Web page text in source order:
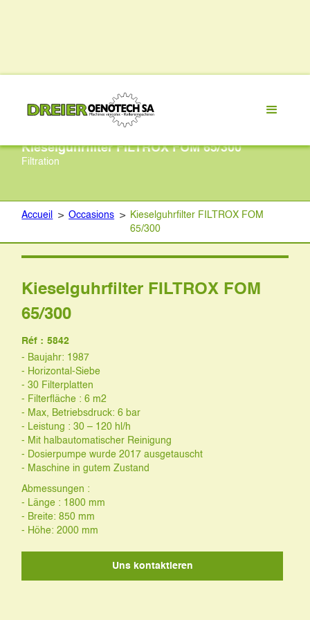
Kieselguhrfilter FILTROX FOM 65/300
Filtration
Accueil > Occasions >
Kieselguhrfilter FILTROX FOM
65/300
Kieselguhrfilter FILTROX FOM
65/300
Réf : 5842
- Baujahr: 1987
- Horizontal-Siebe
- 30 Filterplatten
- Filterfläche : 6 m2
- Max, Betriebsdruck: 6 bar
- Leistung : 30 – 120 hl/h
- Mit halbautomatischer Reinigung
- Dosierpumpe wurde 2017 ausgetauscht
- Maschine in gutem Zustand
Abmessungen :
- Länge : 1800 mm
- Breite: 850 mm
- Höhe: 2000 mm
Uns kontaktieren